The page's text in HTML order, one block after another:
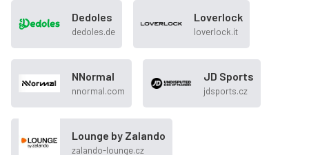
Dedoles
dedoles.de
Loverlock
loverlock.it
NNormal
nnormal.com
JD Sports
jdsports.cz
Lounge by Zalando
zalando-lounge.cz